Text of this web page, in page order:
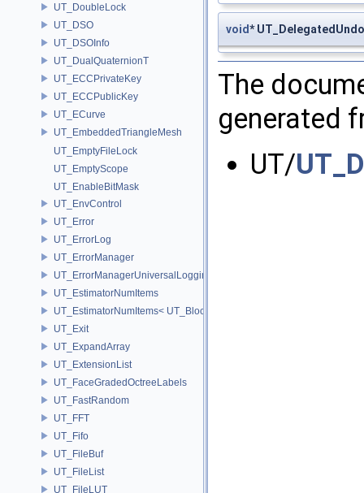
UT_DoubleLock
UT_DSO
UT_DSOInfo
UT_DualQuaternionT
UT_ECCPrivateKey
UT_ECCPublicKey
UT_ECurve
UT_EmbeddedTriangleMesh
UT_EmptyFileLock
UT_EmptyScope
UT_EnableBitMask
UT_EnvControl
UT_Error
UT_ErrorLog
UT_ErrorManager
UT_ErrorManagerUniversalLoggingScope
UT_EstimatorNumItems
UT_EstimatorNumItems< UT_BlockedRange2D< T > >
UT_Exit
UT_ExpandArray
UT_ExtensionList
UT_FaceGradedOctreeLabels
UT_FastRandom
UT_FFT
UT_Fifo
UT_FileBuf
UT_FileList
UT_FileLUT
void*
The
generated
UT/